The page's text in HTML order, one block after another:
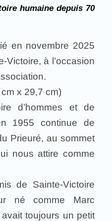
humaine depuis 70
en novembre 2025
Victoire, à l’occasion
x 29,7 cm)
d’hommes et de
1955 continue de
Prieuré, au sommet
nous attire comme
de Sainte-Victoire
né comme Marc
toujours un petit